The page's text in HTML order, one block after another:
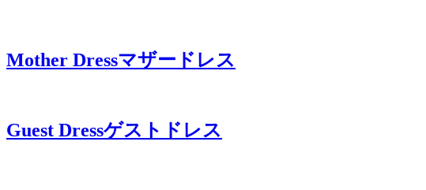
Mother Dressマザードレス
Guest Dressゲストドレス